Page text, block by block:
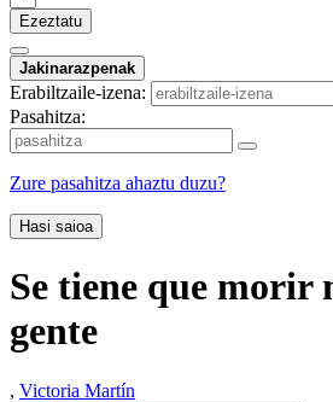
Ezeztatu
Jakinarazpenak
Erabiltzaile-izena:
Pasahitza:
Zure pasahitza ahaztu duzu?
Hasi saioa
Se tiene que morir
gente
, Victoria Martín